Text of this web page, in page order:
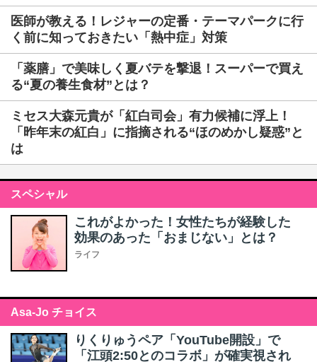
医師が教える！レジャーの定番・テーマパークに行
く前に知っておきたい「熱中症」対策
「薬膳」で美味しく夏バテを撃退！スーパーで買え
る“夏の養生食材”とは？
ミセス大森元貴が「紅白司会」有力候補に浮上！
「昨年末の紅白」に指摘される“ほのめかし疑惑”と
は
スペシャル
これがよかった！女性たちが経験した
効果のあった「おまじない」とは？
ライフ
Asa-Jo チョイス
りくりゅうペア「YouTube開設」で
「江頭2:50とのコラボ」が確実視され